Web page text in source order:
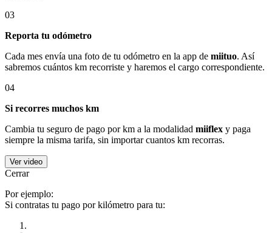
03
Reporta tu odómetro
Cada mes envía una foto de tu odómetro en la app de miituo. Así
sabremos cuántos km recorriste y haremos el cargo correspondiente.
04
Si recorres muchos km
Cambia tu seguro de pago por km a la modalidad miiflex y paga
siempre la misma tarifa, sin importar cuantos km recorras.
Ver video
Cerrar
Por ejemplo:
Si contratas tu pago por kilómetro para tu: